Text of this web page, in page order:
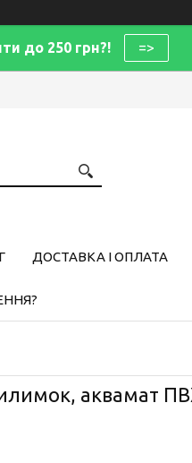
до 250 грн?! =>
ДОСТАВКА І ОПЛАТА
аквамат